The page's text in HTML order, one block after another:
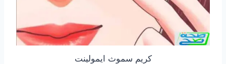
كريم سموث ايمولينت